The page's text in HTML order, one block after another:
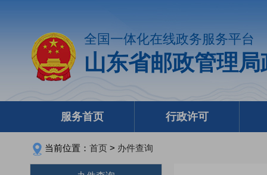
全国一体化在线政务服务平台
山东省邮政管理
服务首页 行政许可
当前位置： 首页 > 办件查询